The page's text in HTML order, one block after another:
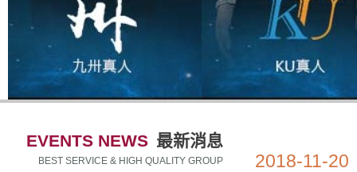
EVENTS NEWS 最新消息
BEST SERVICE & HIGH QUALITY GROUP
2018-11-20